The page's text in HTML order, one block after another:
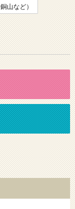
山など）